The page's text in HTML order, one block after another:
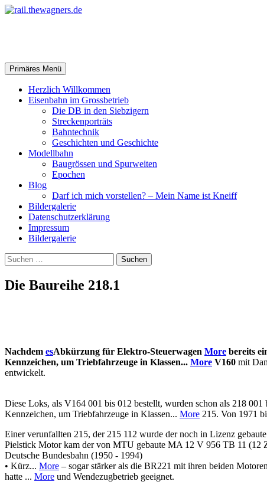
Zum
Suchen
Primäres Menü
Herzlich Willkommen
Eisenbahn im Grossbetrieb
Die DB in den Siebzigern
Streckenporträts
Bahntechnik
Geschichten und Geschichte
Modellbahn
Baugrössen und Spurweiten
Epochen
Blog
Darf ich mich vorstellen? – Mein Name ist Kneiff
Bildergalerie
Datenschutzerklärung
Impressum
Bildergalerie
Suchen
nach:
Die Baureihe 218.1
Nachdem esAbkürzung für Elektro-Steuerwagen More bereits
Kennzeichen, um Triebfahrzeuge in Klassen... More V160 mit
entwickelt.
Diese Loks, als V164 001 bis 012 bestellt, wurden schon als 218 001
Kennzeichen, um Triebfahrzeuge in Klassen... More 215. Von 1971
Einer verunfallten 215, der 215 112 wurde der noch in Lizenz
Pielstick Motor kam der von MTU gebaute MA 12 V 956 TB 11 (12
Deutsche Bundesbahn (1950 - 1994)
• Kürz... More – sogar stärker als die BR221 mit ihren beiden
hatte ... More und Wendezugbetrieb geeignet.